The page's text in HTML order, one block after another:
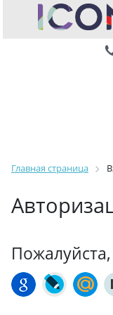
Главная страница